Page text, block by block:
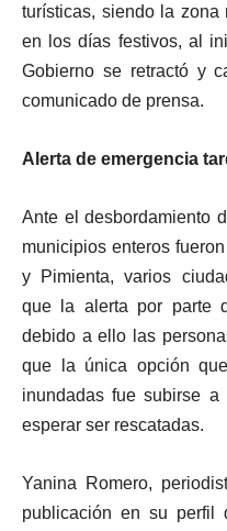
turísticas, siendo la
en los días festivos, al
Gobierno se retractó y
comunicado de prensa.
Alerta de emergencia
Ante el desbordamiento
municipios enteros
y Pimienta, varios
que la alerta por parte
debido a ello las
que la única opción
inundadas fue subirse
esperar ser rescatadas.
Yanina Romero,
publicación en su perfil